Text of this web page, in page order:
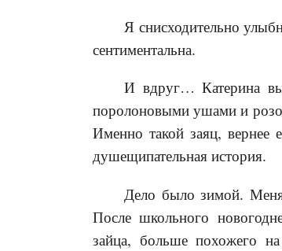
Я снисходительно
сентиментальна.
И вдруг… Катерина
поролоновыми ушами и
Именно такой заяц, вернее
душещипательная история.
Дело было зимой. Меня
После школьного
зайца, больше похожего